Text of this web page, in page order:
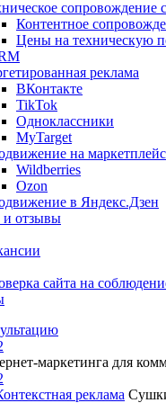
сопровождение
Контентное
Цены на техническую
реклама
ВКонтакте
TikTok
Одноклассники
MyTarget
на
Wildberries
Ozon
в Яндекс.Дзен
отзывы
сайта на
маркетинга для
реклама